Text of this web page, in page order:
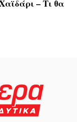
– Τι θα